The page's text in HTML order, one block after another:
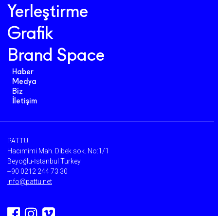
PATTU
Hacımimi Mah. Dibek sok. No:1/1
Beyoğlu-İstanbul Turkey
+90 0212 244 73 30
info@pattu.net
Yerleştirme
Grafik
Brand Space
Haber
Medya
Biz
İletişim